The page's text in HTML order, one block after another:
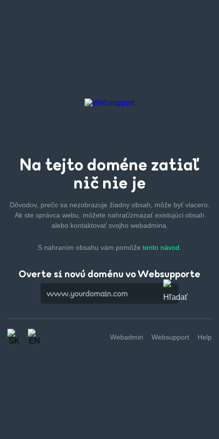
Na tejto doméne zatiaľ
nič nie je
Dôvodov, prečo sa nezobrazuje žiadny obsah, môže byťviacero.
Ak ste správca webu, môžete nahrať/zmazaťexistujúci obsah
alebo kontaktovať svojho webadmina.
S nahraním obsahu vám pomôže tento návod.
Overte si novú doménu vo Websupporte
Webadmin Websupport Help